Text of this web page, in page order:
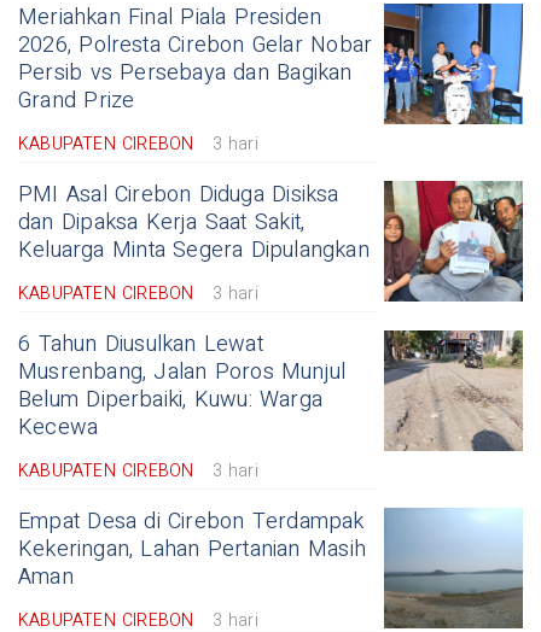
Meriahkan Final Piala Presiden
2026, Polresta Cirebon Gelar Nobar
Persib vs Persebaya dan Bagikan
Grand Prize
KABUPATEN CIREBON 3 hari
PMI Asal Cirebon Diduga Disiksa
dan Dipaksa Kerja Saat Sakit,
Keluarga Minta Segera Dipulangkan
KABUPATEN CIREBON 3 hari
6 Tahun Diusulkan Lewat
Musrenbang, Jalan Poros Munjul
Belum Diperbaiki, Kuwu: Warga
Kecewa
KABUPATEN CIREBON 3 hari
Empat Desa di Cirebon Terdampak
Kekeringan, Lahan Pertanian Masih
Aman
KABUPATEN CIREBON 3 hari